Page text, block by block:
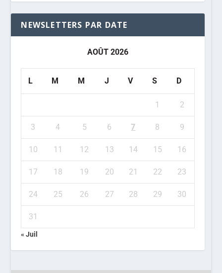
NEWSLETTERS PAR DATE
AOÛT 2026
L M M J V S D
1 2
3 4 5 6 7 8 9
10 11 12 13 14 15 16
17 18 19 20 21 22 23
24 25 26 27 28 29 30
31
« Juil